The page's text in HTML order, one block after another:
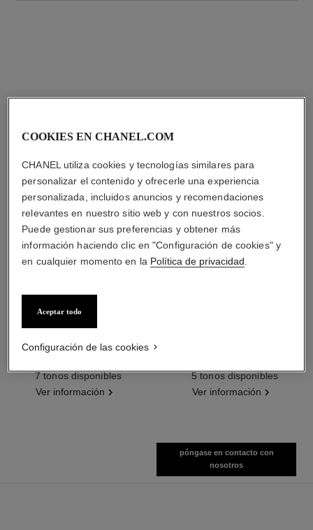
Ref. 169060
7 tonos disponibles
Ver información
Ref. 168242
5 tonos disponibles
Ver información
póngase en contacto con
nosotros
COOKIES EN CHANEL.COM
CHANEL utiliza cookies y tecnologías similares para
personalizar el contenido y ofrecerle una experiencia
personalizada, incluidos anuncios y recomendaciones
relevantes en nuestro sitio web y con nuestros socios.
Puede gestionar sus preferencias y obtener más
información haciendo clic en "Configuración de cookies" y
en cualquier momento en la Política de privacidad
Aceptar todo
Configuración de las cookies